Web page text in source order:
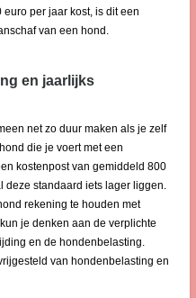
per jaar kost, is dit een
van een hond.
en jaarlijks
net zo duur maken als je zelf
die je voert met een
kostenpost van gemiddeld 800
deze standaard iets lager liggen.
rekening te houden met
je denken aan de verplichte
en de hondenbelasting.
van hondenbelasting en